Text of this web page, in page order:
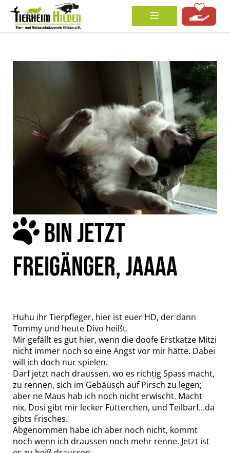
BIN JETZT
FREIGÄNGER, JAAAA
Huhu ihr Tierpfleger, hier ist euer HD, der dann
Tommy und heute Divo heißt.
Mir gefällt es gut hier, wenn die doofe Erstkatze Mitzi
nicht immer noch so eine Angst vor mir hätte. Dabei
will ich doch nur spielen.
Darf jetzt nach draussen, wo es richtig Spass macht,
zu rennen, sich im Gebäusch auf Pirsch zu legen;
aber ne Maus hab ich noch nicht erwischt. Macht
nix, Dosi gibt mir lecker Fütterchen, und Teilbarf…da
gibts Frisches.
Abgenommen habe ich aber noch nicht, kommt
noch wenn ich draussen noch mehr renne. Jetzt ist